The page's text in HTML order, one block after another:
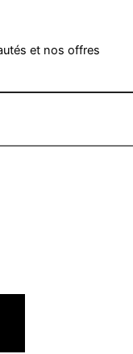
et nos offres